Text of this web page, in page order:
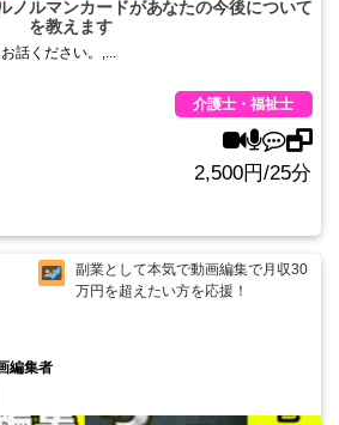
ノルマンカードがあなたの今後について
を教えます
話ください。,...
介護士・福祉士
2,500円/25分
編集者
副業として本気で動画編集で月収30
万円を超えたい方を応援！